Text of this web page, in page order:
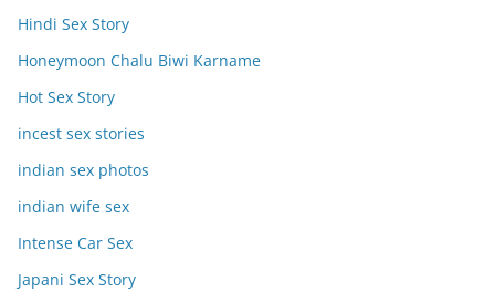
Hindi Sex Story
Honeymoon Chalu Biwi Karname
Hot Sex Story
incest sex stories
indian sex photos
indian wife sex
Intense Car Sex
Japani Sex Story